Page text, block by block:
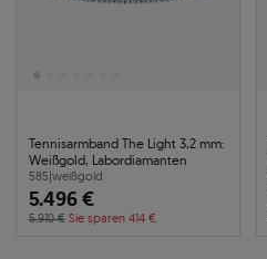
Tennisarmband The Light 3,2 mm:
Weißgold, Labordiamanten
585|weißgold
5.496 €
5.910 € Sie sparen 414 €